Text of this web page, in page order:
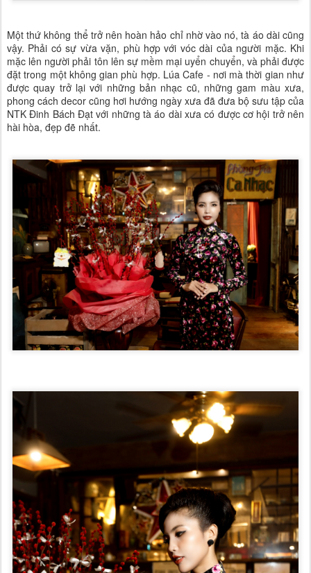
Một thứ không thể trở nên hoàn hảo chỉ nhờ vào nó, tà áo dài cũng
vậy. Phải có sự vừa vặn, phù hợp với vóc dài của người mặc. Khi
mặc lên người phải tôn lên sự mềm mại uyển chuyển, và phải được
đặt trong một không gian phù hợp. Lúa Cafe - nơi mà thời gian như
được quay trở lại với những bản nhạc cũ, những gam màu xưa,
phong cách decor cũng hơi hướng ngày xưa đã đưa bộ sưu tập của
NTK Đinh Bách Đạt với những tà áo dài xưa có được cơ hội trở nên
hài hòa, đẹp đẽ nhất.